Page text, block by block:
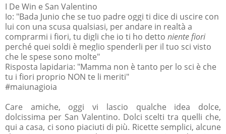
I De Win e San Valentino
Io: "Bada Junio che se tuo padre oggi ti dice di uscire con
lui con una scusa qualsiasi, per andare in realtà a
comprarmi i fiori, tu digli che io ti ho detto niente fiori
perché quei soldi è meglio spenderli per il tuo sci visto
che le spese sono molte"
Risposta lapidaria: "Mamma non è tanto per lo sci è che
tu i fiori proprio NON te li meriti"
#maiunagioia
Care amiche, oggi vi lascio qualche idea dolce,
dolcissima per San Valentino. Dolci scelti tra quelli che,
qui a casa, ci sono piaciuti di più. Ricette semplici, alcune